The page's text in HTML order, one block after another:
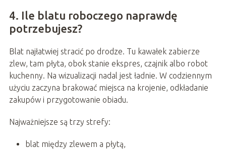
4. Ile blatu roboczego naprawdę
potrzebujesz?
Blat najłatwiej stracić po drodze. Tu kawałek zabierze
zlew, tam płyta, obok stanie ekspres, czajnik albo robot
kuchenny. Na wizualizacji nadal jest ładnie. W codziennym
użyciu zaczyna brakować miejsca na krojenie, odkładanie
zakupów i przygotowanie obiadu.
Najważniejsze są trzy strefy:
blat między zlewem a płytą,